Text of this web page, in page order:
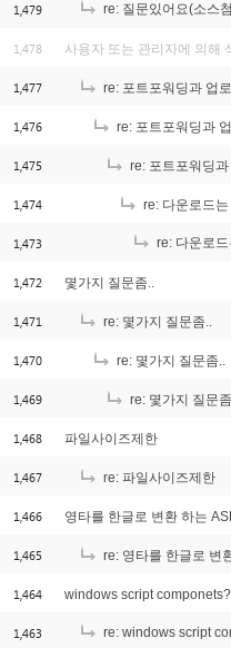
1,479 re: 질문있어요(소스
1,478
1,477 re: 포트포워딩과 업로드 , 다운로
1,476 re: 포트포워딩과 업로드 , 다운로
1,475 re: 포트포워딩과 업로드 , 다운
1,474 re: 다운로드는 해
1,473 re: 다운로드는 해
1,472 몇가지 질문좀..
1,471 re: 몇가지 질문좀..
1,470 re: 몇가지 질문좀..
1,469 re: 몇가지 질문
1,468 파일사이즈제한
1,467 re: 파일사이즈제한
1,466 영타를 한글로 변환 하는
1,465 re: 영타를 한글로 변환 하는
1,464 windows script
1,463 re: windows script